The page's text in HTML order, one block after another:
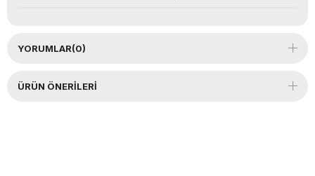
YORUMLAR(0)
ÜRÜN ÖNERILERI